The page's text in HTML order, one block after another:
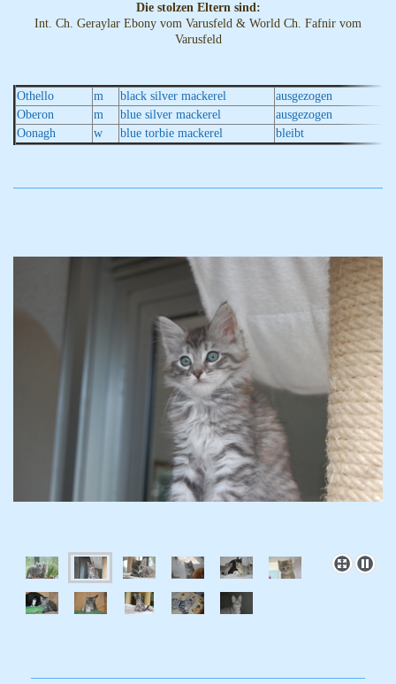
Die stolzen Eltern sind:
Int. Ch. Geraylar Ebony vom Varusfeld & World Ch. Fafnir vom
Varusfeld
Othello m black silver mackerel
ausgezogen
Oberon
m blue silver mackerel
ausgezogen
Oonagh
w blue torbie mackerel bleibt